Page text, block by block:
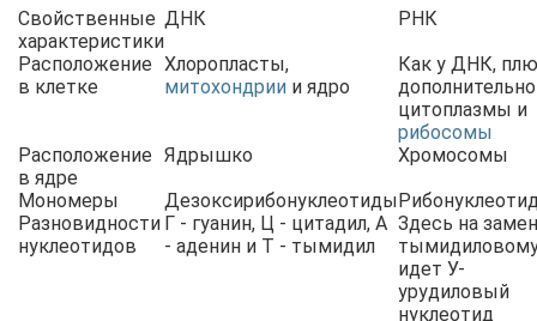
Свойственные
характеристики
ДНК
РНК
Расположение
в клетке
Хлоропласты,
митохондрии и ядро
Как у ДНК,
дополнительно
цитоплазмы и
рибосомы
Расположение
в ядре
Ядрышко
Хромосомы
Мономеры
Дезоксирибонуклеотиды
Разновидности
нуклеотидов
Г - гуанин, Ц - цитадил, А
- аденин и Т - тымидил
Здесь на
идет У-
урудиловый
нуклеотид